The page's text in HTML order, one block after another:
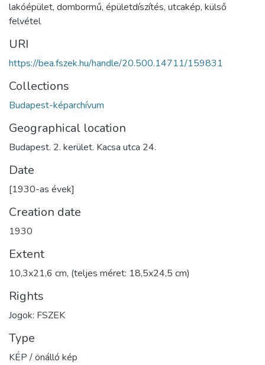
lakóépület, dombormű, épületdíszítés, utcakép, külső
felvétel
URI
https://bea.fszek.hu/handle/20.500.14711/159831
Collections
Budapest-képarchívum
Geographical location
Budapest. 2. kerület. Kacsa utca 24.
Date
[1930-as évek]
Creation date
1930
Extent
10,3x21,6 cm, (teljes méret: 18,5x24,5 cm)
Rights
Jogok: FSZEK
Type
KÉP / önálló kép